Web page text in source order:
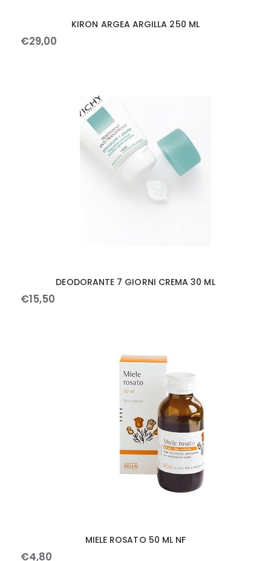
KIRON ARGEA ARGILLA 250 ML
€29,00
DEODORANTE 7 GIORNI CREMA 30 ML
€15,50
MIELE ROSATO 50 ML NF
€4,80